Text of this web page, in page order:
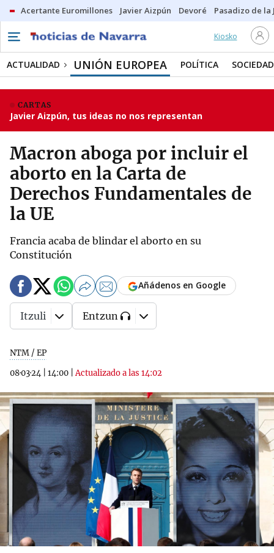
Acertante Euromillones Javier Aizpún Devoré Pasadizo de la
Kiosko
ACTUALIDAD UNIÓN EUROPEA POLÍTICA SOCIEDAD
CARTAS
Javier Aizpún, tus ideas no nos representan
Macron aboga por incluir el
aborto en la Carta de
Derechos Fundamentales de
la UE
Francia acaba de blindar el aborto en su
Constitución
NTM / EP
08·03·24
14:00 |Actualizado a las 14:02
Añádenos en Google
Itzuli Entzun